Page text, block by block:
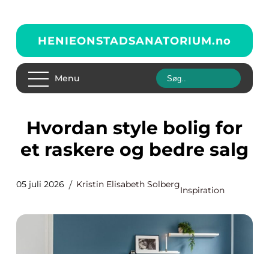
HENIEONSTADSANATORIUM.no
Menu
Hvordan style bolig for
et raskere og bedre salg
05 juli 2026 Kristin Elisabeth Solberg
Inspiration